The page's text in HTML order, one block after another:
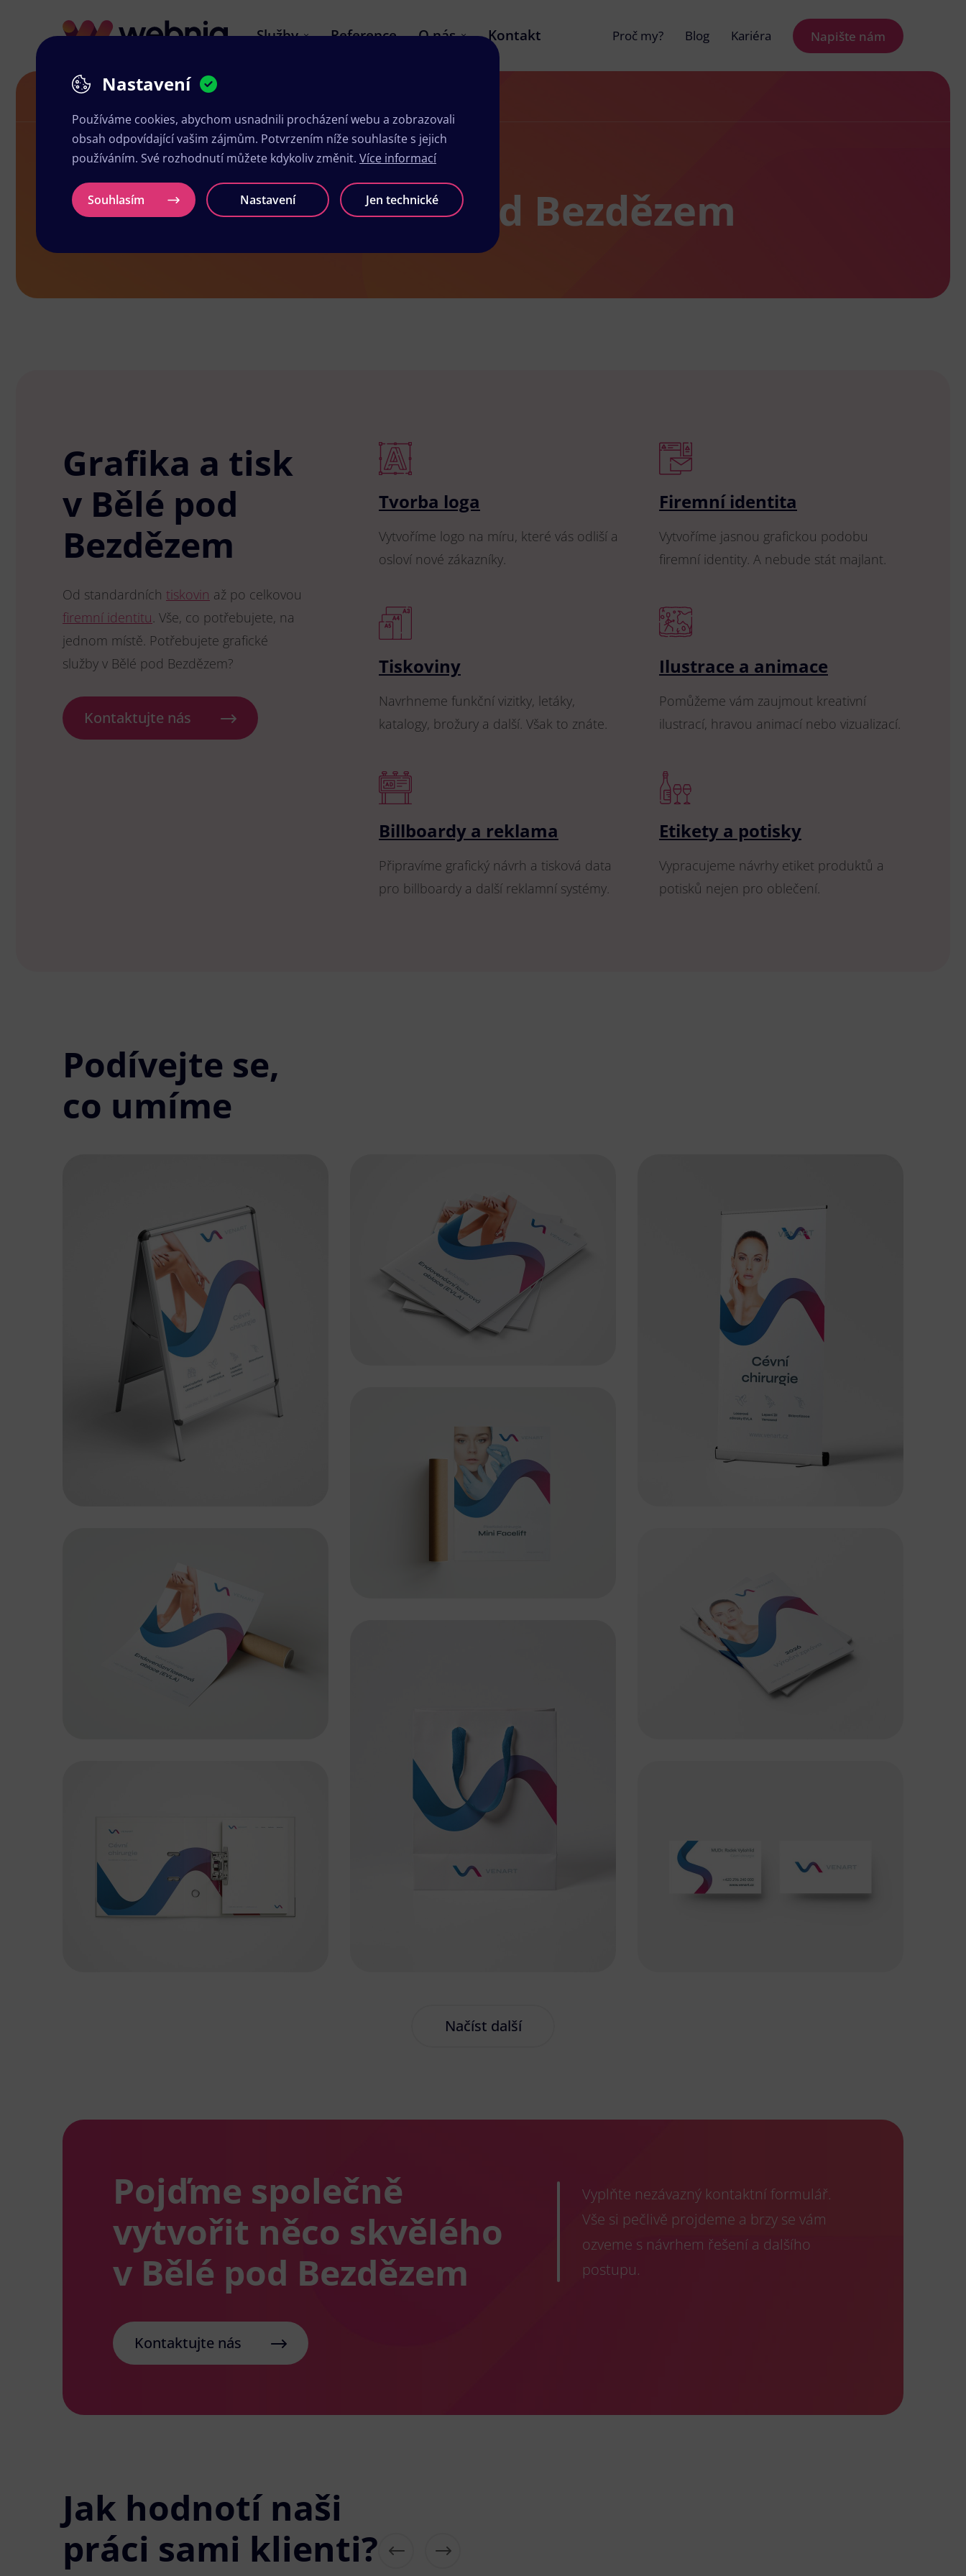
Služby Reference O nás Kontakt Proč my? Blog Kariéra Napište nám
Grafika a tisk Bělá pod Bezdězem
Grafika a tisk Bělá pod Bezdězem
Grafika a tisk
v Bělé pod
Bezdězem
Od standardních tiskovin až po celkovou
firemní identitu. Vše, co potřebujete, na
jednom místě. Potřebujete grafické
služby v Bělé pod Bezdězem?
Kontaktujte nás
Tvorba loga
Vytvoříme logo na míru, které vás odliší a
osloví nové zákazníky.
Firemní identita
Vytvoříme jasnou grafickou podobu
firemní identity. A nebude stát majlant.
Tiskoviny
Navrhneme funkční vizitky, letáky,
katalogy, brožury a další. Však to znáte.
Ilustrace a animace
Pomůžeme vám zaujmout kreativní
ilustrací, hravou animací nebo vizualizací.
Billboardy a reklama
Připravíme grafický návrh a tisková data
pro billboardy a další reklamní systémy.
Etikety a potisky
Vypracujeme návrhy etiket produktů a
potisků nejen pro oblečení.
Podívejte se,
co umíme
Načíst další
Pojďme společně
vytvořit něco skvělého
v Bělé pod Bezdězem
Vyplňte nezávazný kontaktní formulář.
Vše si pečlivě projdeme a brzy se vám
ozveme s návrhem řešení a dalšího
postupu.
Kontaktujte nás
Jak hodnotí naši
práci sami klienti?
Nastavení
Používáme cookies, abychom usnadnili procházení webu a zobrazovali
obsah odpovídající vašim zájmům. Potvrzením níže souhlasíte s jejich
používáním. Své rozhodnutí můžete kdykoliv změnit. Více informací
Souhlasím Nastavení Jen technické